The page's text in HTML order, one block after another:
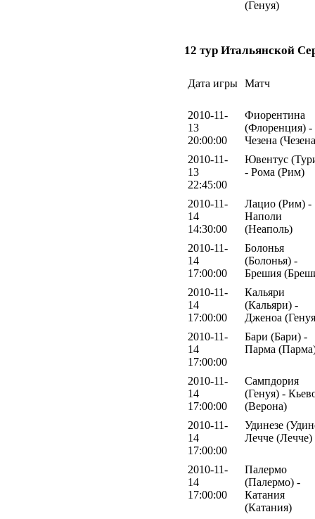
(Генуя)
12 тур Итальянской
Дата игры Матч
2010-11-
13
20:00:00
Фиорентина
(Флоренция) -
Чезена
2010-11-
13
22:45:00
Ювентус
- Рома (Рим)
2010-11-
14
14:30:00
Лацио (Рим) -
Наполи
(Неаполь)
2010-11-
14
17:00:00
Болонья
(Болонья) -
Брешия
2010-11-
14
17:00:00
Кальяри
(Кальяри) -
Дженоа
2010-11-
14
17:00:00
Бари (Бари) -
Парма
2010-11-
14
17:00:00
Сампдория
(Генуя) -
(Верона)
2010-11-
14
17:00:00
Удинезе
Лечче (Лечче)
2010-11-
14
17:00:00
Палермо
(Палермо) -
Катания
(Катания)